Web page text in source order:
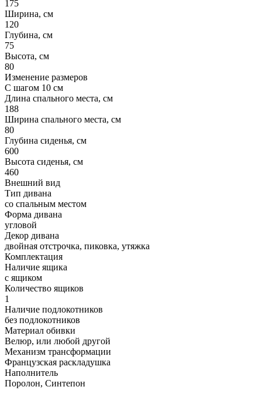
175
Ширина, см
120
Глубина, см
75
Высота, см
80
Изменение размеров
С шагом 10 см
Длина спального места, см
188
Ширина спального места, см
80
Глубина сиденья, см
600
Высота сиденья, см
460
Внешний вид
Тип дивана
со спальным местом
Форма дивана
угловой
Декор дивана
двойная отстрочка, пиковка, утяжка
Комплектация
Наличие ящика
с ящиком
Количество ящиков
1
Наличие подлокотников
без подлокотников
Материал обивки
Велюр, или любой другой
Механизм трансформации
Французская раскладушка
Наполнитель
Поролон, Синтепон